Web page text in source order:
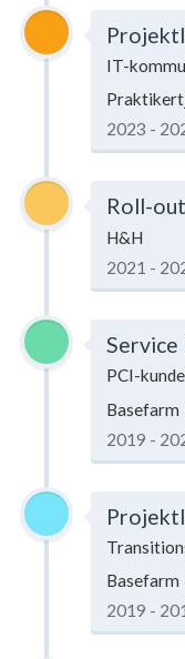
IT-
2023 -
Roll-
H&H
2021 -
Service
PCI-
Basefarm
2019 -
Basefarm
2019 -